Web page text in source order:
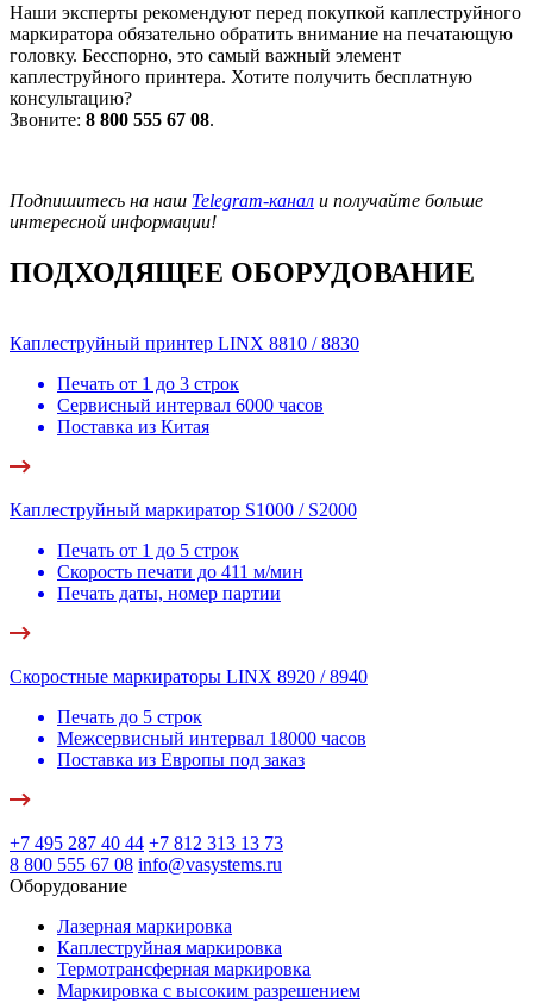
Наши эксперты рекомендуют перед покупкой каплеструйного
маркиратора обязательно обратить внимание на печатающую
головку. Бесспорно, это самый важный элемент
каплеструйного принтера. Хотите получить бесплатную
консультацию?
Звоните: 8 800 555 67 08.
Подпишитесь на наш Telegram-канал и получайте больше
интересной информации!
ПОДХОДЯЩЕЕ ОБОРУДОВАНИЕ
Каплеструйный принтер LINX 8810 / 8830
Печать от 1 до 3 строк
Сервисный интервал 6000 часов
Поставка из Китая
Каплеструйный маркиратор S1000 / S2000
Печать от 1 до 5 строк
Скорость печати до 411 м/мин
Печать даты, номер партии
Скоростные маркираторы LINX 8920 / 8940
Печать до 5 строк
Межсервисный интервал 18000 часов
Поставка из Европы под заказ
+7 495 287 40 44 +7 812 313 13 73
8 800 555 67 08 info@vasystems.ru
Оборудование
Лазерная маркировка
Каплеструйная маркировка
Термотрансферная маркировка
Маркировка с высоким разрешением